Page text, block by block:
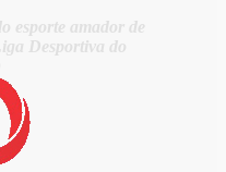
esporte amador de
Desportiva do